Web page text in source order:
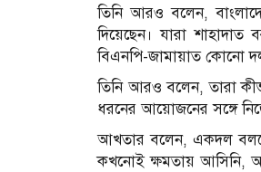
তিনি আরও বলেন,
দিয়েছেন। যারা
বিএনপি-জামায়াত কোনো
তিনি আরও বলেন, তারা
ধরনের আয়োজনের সঙ্গে
আখতার বলেন, একদল
কখনোই ক্ষমতায় আসিনি,